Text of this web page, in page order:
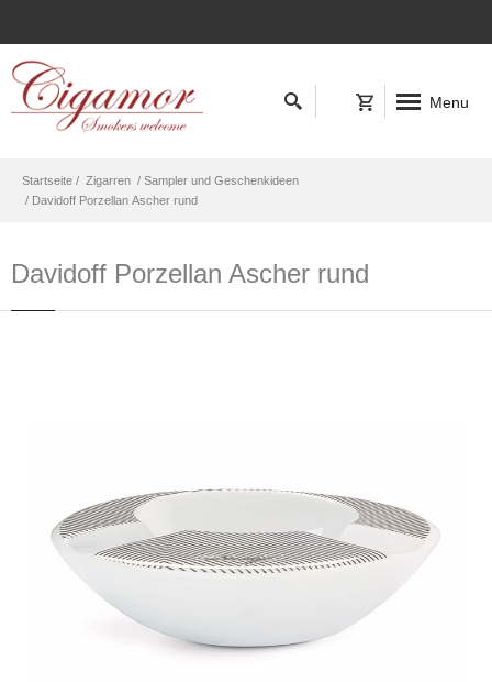
Menu
Startseite / Zigarren / Sampler und Geschenkideen
/ Davidoff Porzellan Ascher rund
Davidoff Porzellan Ascher rund